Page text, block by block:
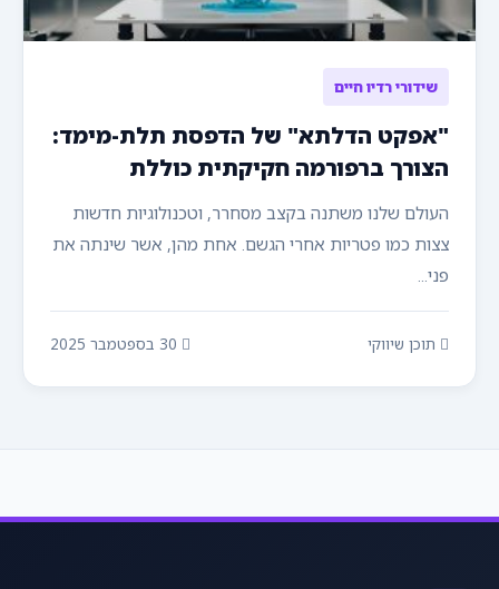
שידורי רדיו חיים
"אפקט הדלתא" של הדפסת תלת-מימד:
הצורך ברפורמה חקיקתית כוללת
העולם שלנו משתנה בקצב מסחרר, וטכנולוגיות חדשות
צצות כמו פטריות אחרי הגשם. אחת מהן, אשר שינתה את
פני...
תוכן שיווקי 30 בספטמבר 2025